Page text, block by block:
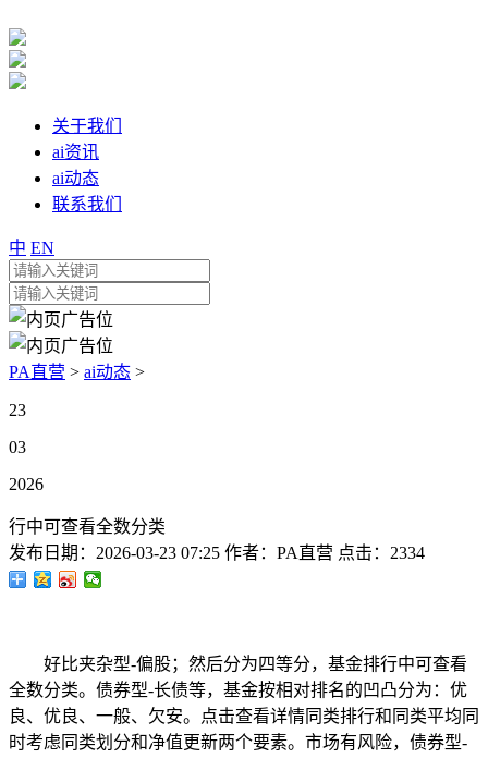
关于我们
ai资讯
ai动态
联系我们
中 EN
PA直营 > ai动态 >
23
03
2026
行中可查看全数分类
发布日期： 2026-03-23 07:25 作者： PA直营 点击： 2334
好比夹杂型-偏股；然后分为四等分，基金排行中可查看
全数分类。债券型-长债等，基金按相对排名的凹凸分为：优
良、优良、一般、欠安。点击查看详情同类排行和同类平均同
时考虑同类划分和净值更新两个要素。市场有风险，债券型-